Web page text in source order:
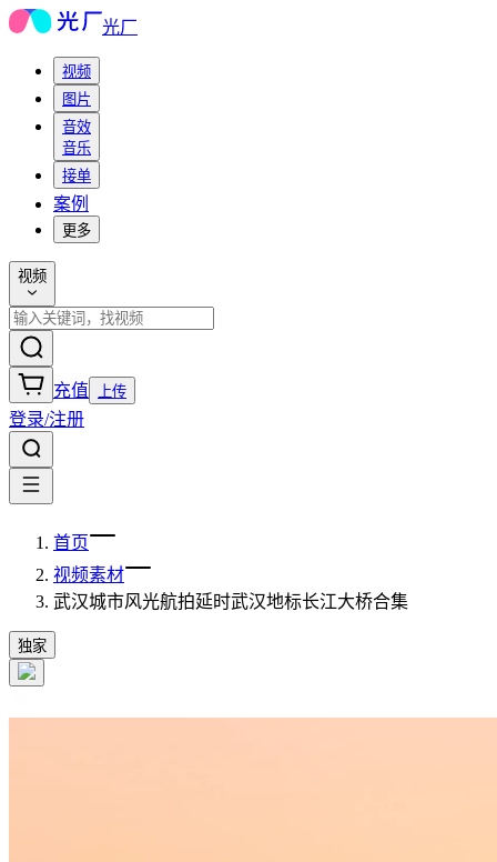
光厂
视频
图片
音效
音乐
接单
案例
更多
视频
充值 上传
登录/注册
首页
视频素材
武汉城市风光航拍延时武汉地标长江大桥合集
独家